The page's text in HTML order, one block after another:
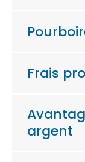
Frais
argent